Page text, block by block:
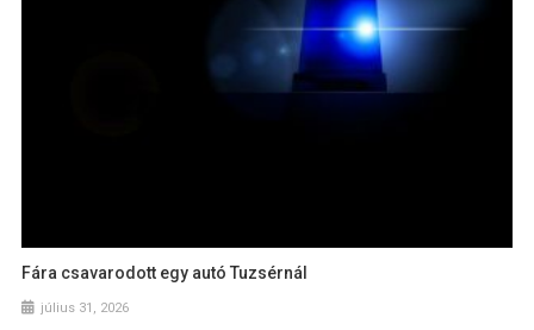
Fára csavarodott egy autó Tuzsérnál
július 31, 2026